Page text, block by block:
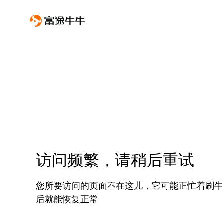
访问频繁，请稍后重试
您所要访问的页面不在这儿，它可能正忙着刷
后就能恢复正常